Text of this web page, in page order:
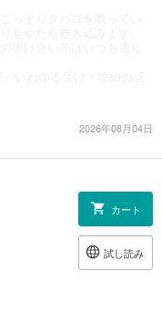
2026年08月04日
カート
試し読み